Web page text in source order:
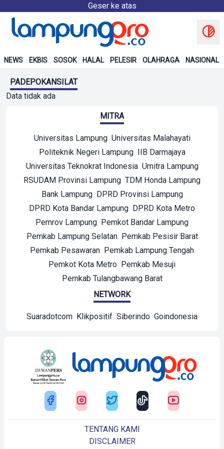
Geser ke atas
NEWS EKBIS SOSOK HALAL PELESIR OLAHRAGA NASIONAL
PADEPOKANSILAT
Data tidak ada
MITRA
Universitas Lampung Universitas Malahayati
Politeknik Negeri Lampung IIB Darmajaya
Universitas Teknokrat Indonesia Umitra Lampung
RSUDAM Provinsi Lampung TDM Honda Lampung
Bank Lampung DPRD Provinsi Lampung
DPRD Kota Bandar Lampung DPRD Kota Metro
Pemrov Lampung Pemkot Bandar Lampung
Pemkab Lampung Selatan Pemkab Pesisir Barat
Pemkab Pesawaran Pemkab Lampung Tengah
Pemkot Kota Metro Pemkab Mesuji
Pemkab Tulangbawang Barat
NETWORK
Suaradotcom Klikpositif Siberindo Goindonesia
TENTANG KAMI
DISCLAIMER